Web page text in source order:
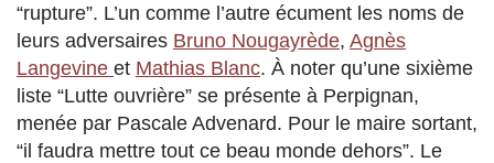
“rupture”. L’un comme l’autre écument les noms de
leurs adversaires Bruno Nougayrède, Agnès
Langevine et Mathias Blanc. À noter qu’une sixième
liste “Lutte ouvrière” se présente à Perpignan,
menée par Pascale Advenard. Pour le maire sortant,
“il faudra mettre tout ce beau monde dehors”. Le